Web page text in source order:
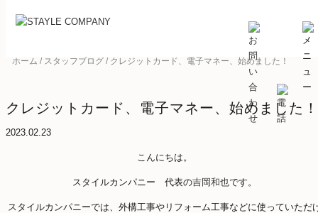
ホーム / スタッフブログ/ クレジットカード、電子マネー、始めました！
クレジットカード、電子マネー、始めました！
2023.02.23
こんにちは。
スタイルカンパニー 代表の吉岡和也です。
スタイルカンパニーでは、外構工事やリフォーム工事などに使っていただ